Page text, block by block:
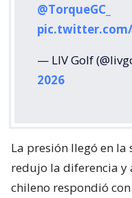
@TorqueGC_
pic.twitter.com/
— LIV Golf
2026
La presión llegó en
redujo la diferencia y
chileno respondió